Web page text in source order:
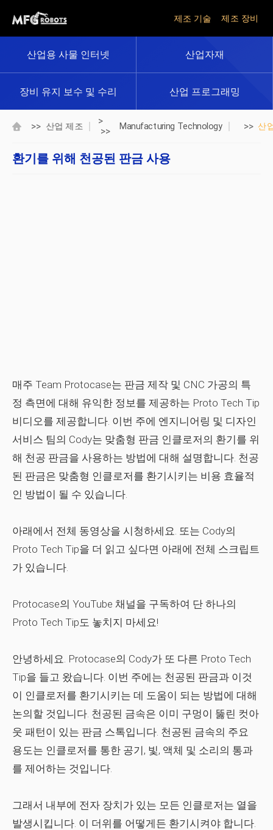
제조 기술 제조 장비
산업용 사물 인터넷 산업자재
장비 유지 보수 및 수리 산업 프로그래밍
>> 산업 제조
>
>>
Manufacturing Technology >> 산
환기를 위해 천공된 판금 사용
매주 Team Protocase는 판금 제작 및 CNC 가공의 특
정 측면에 대해 유익한 정보를 제공하는 Proto Tech Tip
비디오를 제공합니다. 이번 주에 엔지니어링 및 디자인
서비스 팀의 Cody는 맞춤형 판금 인클로저의 환기를 위
해 천공 판금을 사용하는 방법에 대해 설명합니다. 천공
된 판금은 맞춤형 인클로저를 환기시키는 비용 효율적
인 방법이 될 수 있습니다.
아래에서 전체 동영상을 시청하세요. 또는 Cody의
Proto Tech Tip을 더 읽고 싶다면 아래에 전체 스크립트
가 있습니다.
Protocase의 YouTube 채널을 구독하여 단 하나의
Proto Tech Tip도 놓치지 마세요!
안녕하세요. Protocase의 Cody가 또 다른 Proto Tech
Tip을 들고 왔습니다. 이번 주에는 천공된 판금과 이것
이 인클로저를 환기시키는 데 도움이 되는 방법에 대해
논의할 것입니다. 천공된 금속은 이미 구멍이 뚫린 컷아
웃 패턴이 있는 판금 스톡입니다. 천공된 금속의 주요
용도는 인클로저를 통한 공기, 빛, 액체 및 소리의 통과
를 제어하는 ​​것입니다.
그래서 내부에 전자 장치가 있는 모든 인클로저는 열을
발생시킵니다. 이 더위를 어떻게든 환기시켜야 합니다.